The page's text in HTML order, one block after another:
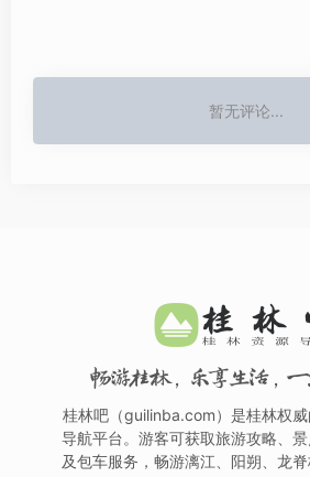
暂无评论...
畅游桂林，乐享生活，一
桂林吧（guilinba.com）是桂林权
导航平台。游客可获取旅游攻略、
及包车服务，畅游漓江、阳朔、龙